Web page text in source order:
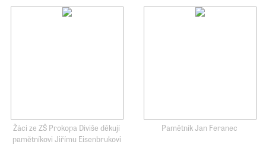
Žáci ze ZŠ Prokopa Diviše děkují
pamětníkovi Jiřímu Eisenbrukovi
Pamětník Jan Feranec